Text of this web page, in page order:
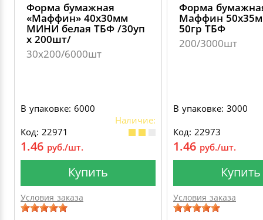
Форма бумажная
«Маффин» 40х30мм
МИНИ белая ТБФ /30уп
х 200шт/
30х200/6000шт
В упаковке: 6000
Наличие:
Код: 22971
1.46 руб./шт.
Купить
Условия заказа
Форма
Маффин
50гр ТБФ
200/3000шт
В упаковке: 3000
Код: 22973
1.46 руб./шт.
Купить
Условия заказа